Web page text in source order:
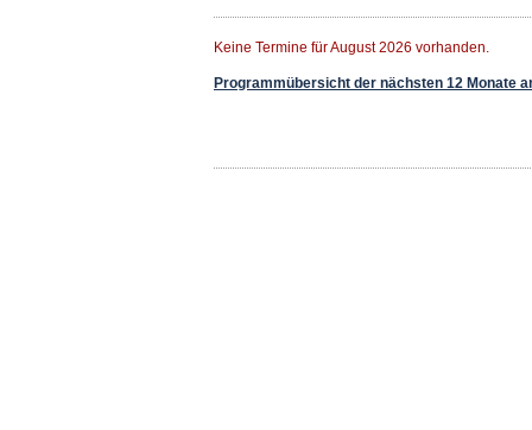
Keine Termine für August 2026 vorhanden.
Programmübersicht der nächsten 12 Monate